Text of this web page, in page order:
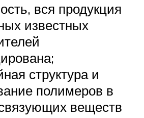
вся продукция
известных
структура и
полимеров в
веществ